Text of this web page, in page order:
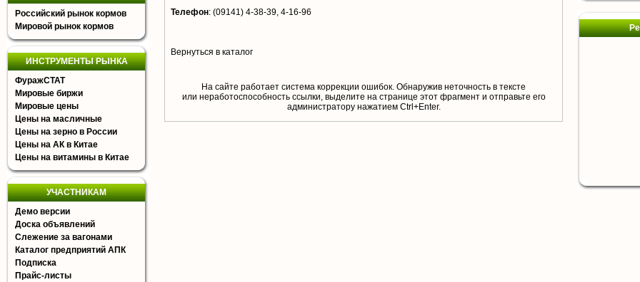
Российский рынок кормов
Мировой рынок кормов
ИНСТРУМЕНТЫ РЫНКА
ФуражСТАТ
Мировые биржи
Мировые цены
Цены на масличные
Цены на зерно в России
Цены на АК в Китае
Цены на витамины в Китае
УЧАСТНИКАМ
Демо версии
Доска объявлений
Слежение за вагонами
Каталог предприятий АПК
Подписка
Прайс-листы
Телефон: (09141) 4-38-39, 4-16-96
Вернуться в каталог
На сайте работает система коррекции ошибок. Обнаружив неточность в тексте
или неработоспособность ссылки, выделите на странице этот фрагмент и отправьте его
aдминистратору нажатием Ctrl+Enter.